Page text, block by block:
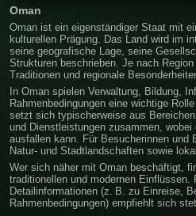
Oman
Oman ist ein eigenständiger Staat mit
kulturellen Prägung. Das Land wird im
seine geografische Lage, seine
Strukturen beschrieben. Je nach Region
Traditionen und regionale
In Oman spielen Verwaltung, Bildung,
Rahmenbedingungen eine wichtige
setzt sich typischerweise aus
und Dienstleistungen zusammen,
ausfallen kann. Für Besucherinnen und
Natur- und Stadtlandschaften sowie
Wer sich näher mit Oman beschäftigt,
traditionellen und modernen Einflüssen.
Detailinformationen (z. B. zu Einreise,
Rahmenbedingungen) empfiehlt sich